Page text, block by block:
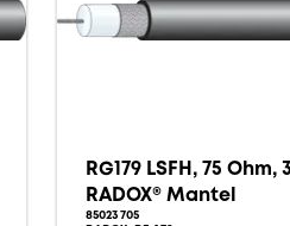
RG179 LSFH, 75 Ohm,
RADOX® Mantel
85023705